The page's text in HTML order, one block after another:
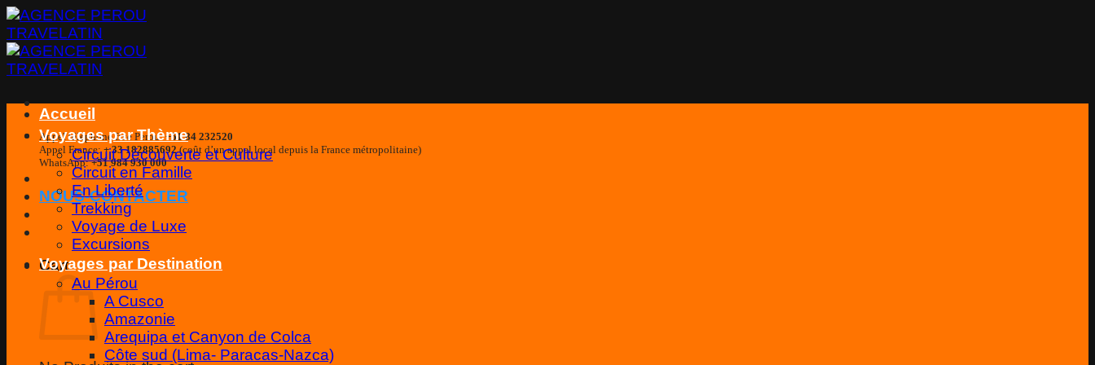
Skip
to
content
Appel téléphone fixe Perou:+51 84 232520
Appel France:+ 33 182885692(coût d’un appel local depuis la France métropolitaine)
WhatsApp:+51 984 930 000
NOUS-CONTACTER
Cart
Accueil
Voyages par Thème
Circuit Découverte et Culture
Circuit en Famille
En Liberté
Trekking
Voyage de Luxe
Excursions
Voyages par Destination
Au Pérou
A Cusco
Amazonie
Arequipa et Canyon de Colca
Côte sud (Lima- Paracas-Nazca)